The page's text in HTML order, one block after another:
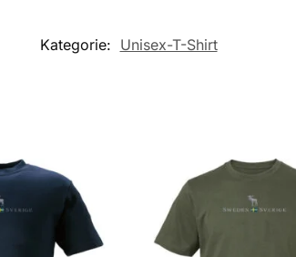
Kategorie: Unisex-T-Shirt